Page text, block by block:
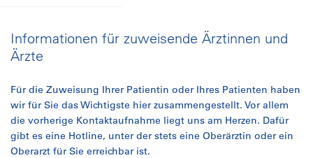
Informationen für zuweisende Ärztinnen und
Ärzte
Für die Zuweisung Ihrer Patientin oder Ihres Patienten haben
wir für Sie das Wichtigste hier zusammengestellt. Vor allem
die vorherige Kontaktaufnahme liegt uns am Herzen. Dafür
gibt es eine Hotline, unter der stets eine Oberärztin oder ein
Oberarzt für Sie erreichbar ist.